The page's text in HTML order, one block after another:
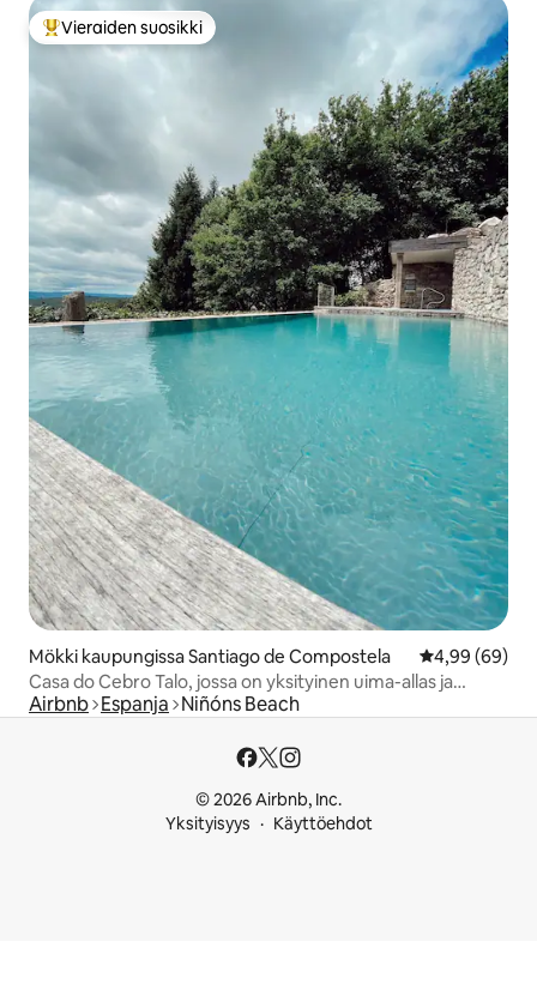
Vieraiden suosikkien parhaimmistoa
Vieraiden suosikki
Mökki kaupungissa Santiago de Compostela
4,99 (69)
Casa do Cebro Talo, jossa on yksityinen uima-allas ja
poreallas
Airbnb Espanja Niñóns Beach
© 2026 Airbnb, Inc.
Yksityisyys
Käyttöehdot